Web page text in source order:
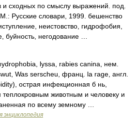
и сходных по смыслу выражений. под.
Русские словари, 1999. бешенство
неистовство, гидрофобия,
буйность, негодование …
lyssa, rabies canina, нем.
Was serscheu, франц. la rage, англ.
острая инфекционная б нь,
теплокровным животным и человеку и
по всему земному …
энциклопедия